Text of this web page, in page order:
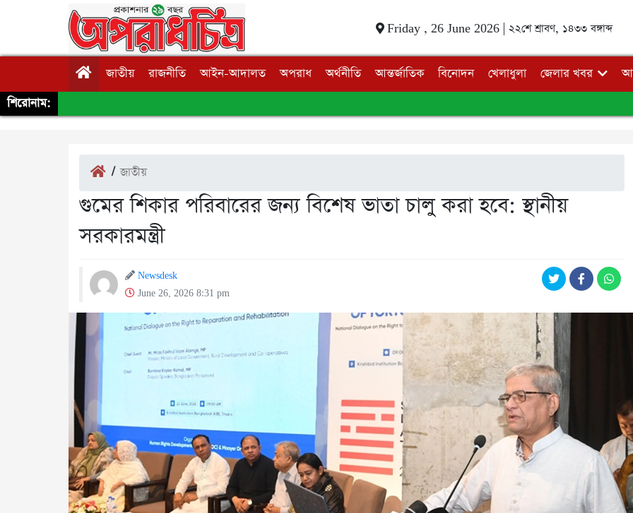
Friday , 26 June 2026 | ২২শে শ্রাবণ, ১৪৩৩ বঙ্গাব্দ
জাতীয় রাজনীতি আইন-আদালত অপরাধ অর্থনীতি আন্তর্জাতিক বিনোদন খেলাধুলা জেলার খবর
শিরোনাম:
/জাতীয়
গুমের শিকার পরিবারের জন্য বিশেষ ভাতা চালু করা হবে: স্থানীয়
সরকারমন্ত্রী
Newsdesk
June 26, 2026 8:31 pm